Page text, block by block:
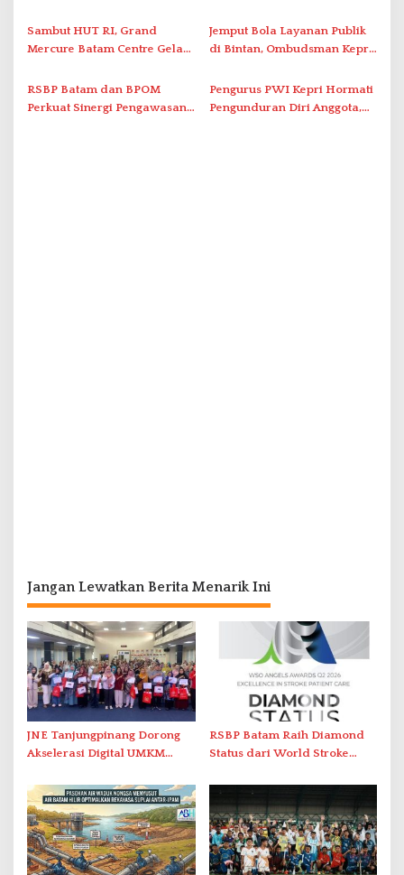
Antar-IPAM
2026 di Stadion Temenggung
Abdul Jamal
Sambut HUT RI, Grand
Mercure Batam Centre Gelar
Nusantara’
Jemput Bola Layanan Publik
di Bintan, Ombudsman Kepri
Solar Nelayan
RSBP Batam dan BPOM
Perkuat Sinergi Pengawasan
Pengurus PWI Kepri Hormati
Pengunduran Diri Anggota,
Jangan Lewatkan Berita Menarik Ini
JNE Tanjungpinang Dorong
Akselerasi Digital UMKM
2026
RSBP Batam Raih Diamond
Status dari World Stroke
Penanganan Stroke
Berstandar Internasional